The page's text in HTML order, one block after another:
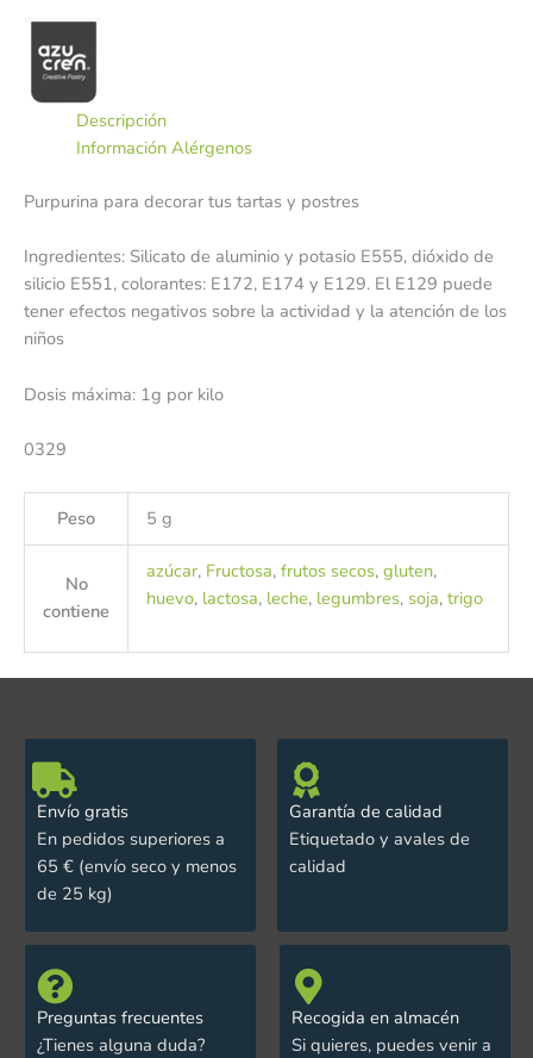
Descripción
Información Alérgenos
Purpurina para decorar tus tartas y postres
Ingredientes: Silicato de aluminio y potasio E555, dióxido de
silicio E551, colorantes: E172, E174 y E129. El E129 puede
tener efectos negativos sobre la actividad y la atención de los
niños
Dosis máxima: 1g por kilo
0329
Peso 5 g
No
contiene
azúcar, Fructosa, frutos secos, gluten,
huevo, lactosa, leche, legumbres, soja, trigo
Envío gratis
En pedidos superiores a
65 € (envío seco y menos
de 25 kg)
Garantía de calidad
Etiquetado y avales de
calidad
Preguntas frecuentes
¿Tienes alguna duda?
Recogida en almacén
Si quieres, puedes venir a